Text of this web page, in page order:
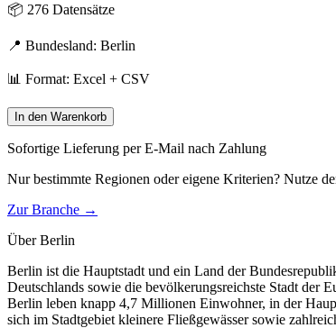
📦 276 Datensätze
📍 Bundesland: Berlin
📊 Format: Excel + CSV
In den Warenkorb
Sofortige Lieferung per E-Mail nach Zahlung
Nur bestimmte Regionen oder eigene Kriterien? Nutze
Zur Branche →
ÜberBerlin
Berlin ist die Hauptstadt und ein Land der
Deutschlands sowie die bevölkerungsreichste Stadt der
Berlin leben knapp 4,7 Millionen Einwohner, in der
sich im Stadtgebiet kleinere Fließgewässer sowie